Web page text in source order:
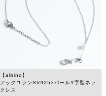
【albino】
アックユランSV925×パールY字型ネッ
クレス